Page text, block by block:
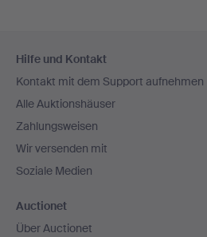
Navigation
Hilfe und Kontakt
Kontakt mit dem Support aufnehmen
Alle Auktionshäuser
Zahlungsweisen
Wir versenden mit
Soziale Medien
Auctionet
Über Auctionet